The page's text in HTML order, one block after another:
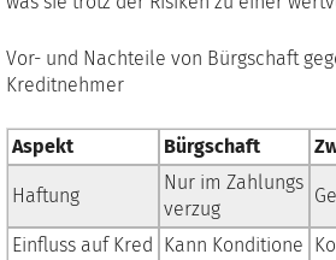
Vor- und Nachteile von Bürgschaft
Kreditnehmer
Aspekt Bürgschaft
Haftung
Nur im Zahlungs
verzug
Einfluss auf Kred Kann Konditione